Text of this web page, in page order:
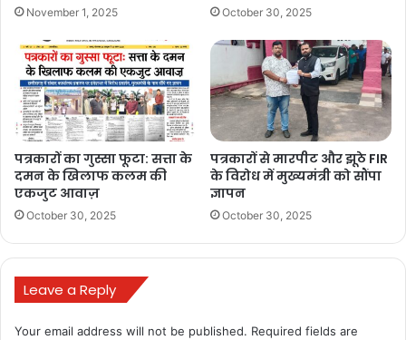
November 1, 2025 October 30, 2025
पत्रकारों का गुस्सा फूटा: सत्ता के
दमन के खिलाफ कलम की
एकजुट आवाज़
October 30, 2025
पत्रकारों से मारपीट और झूठे FIR
के विरोध में मुख्यमंत्री को सौंपा
ज्ञापन
October 30, 2025
Leave a Reply
Your email address will not be published. Required fields are